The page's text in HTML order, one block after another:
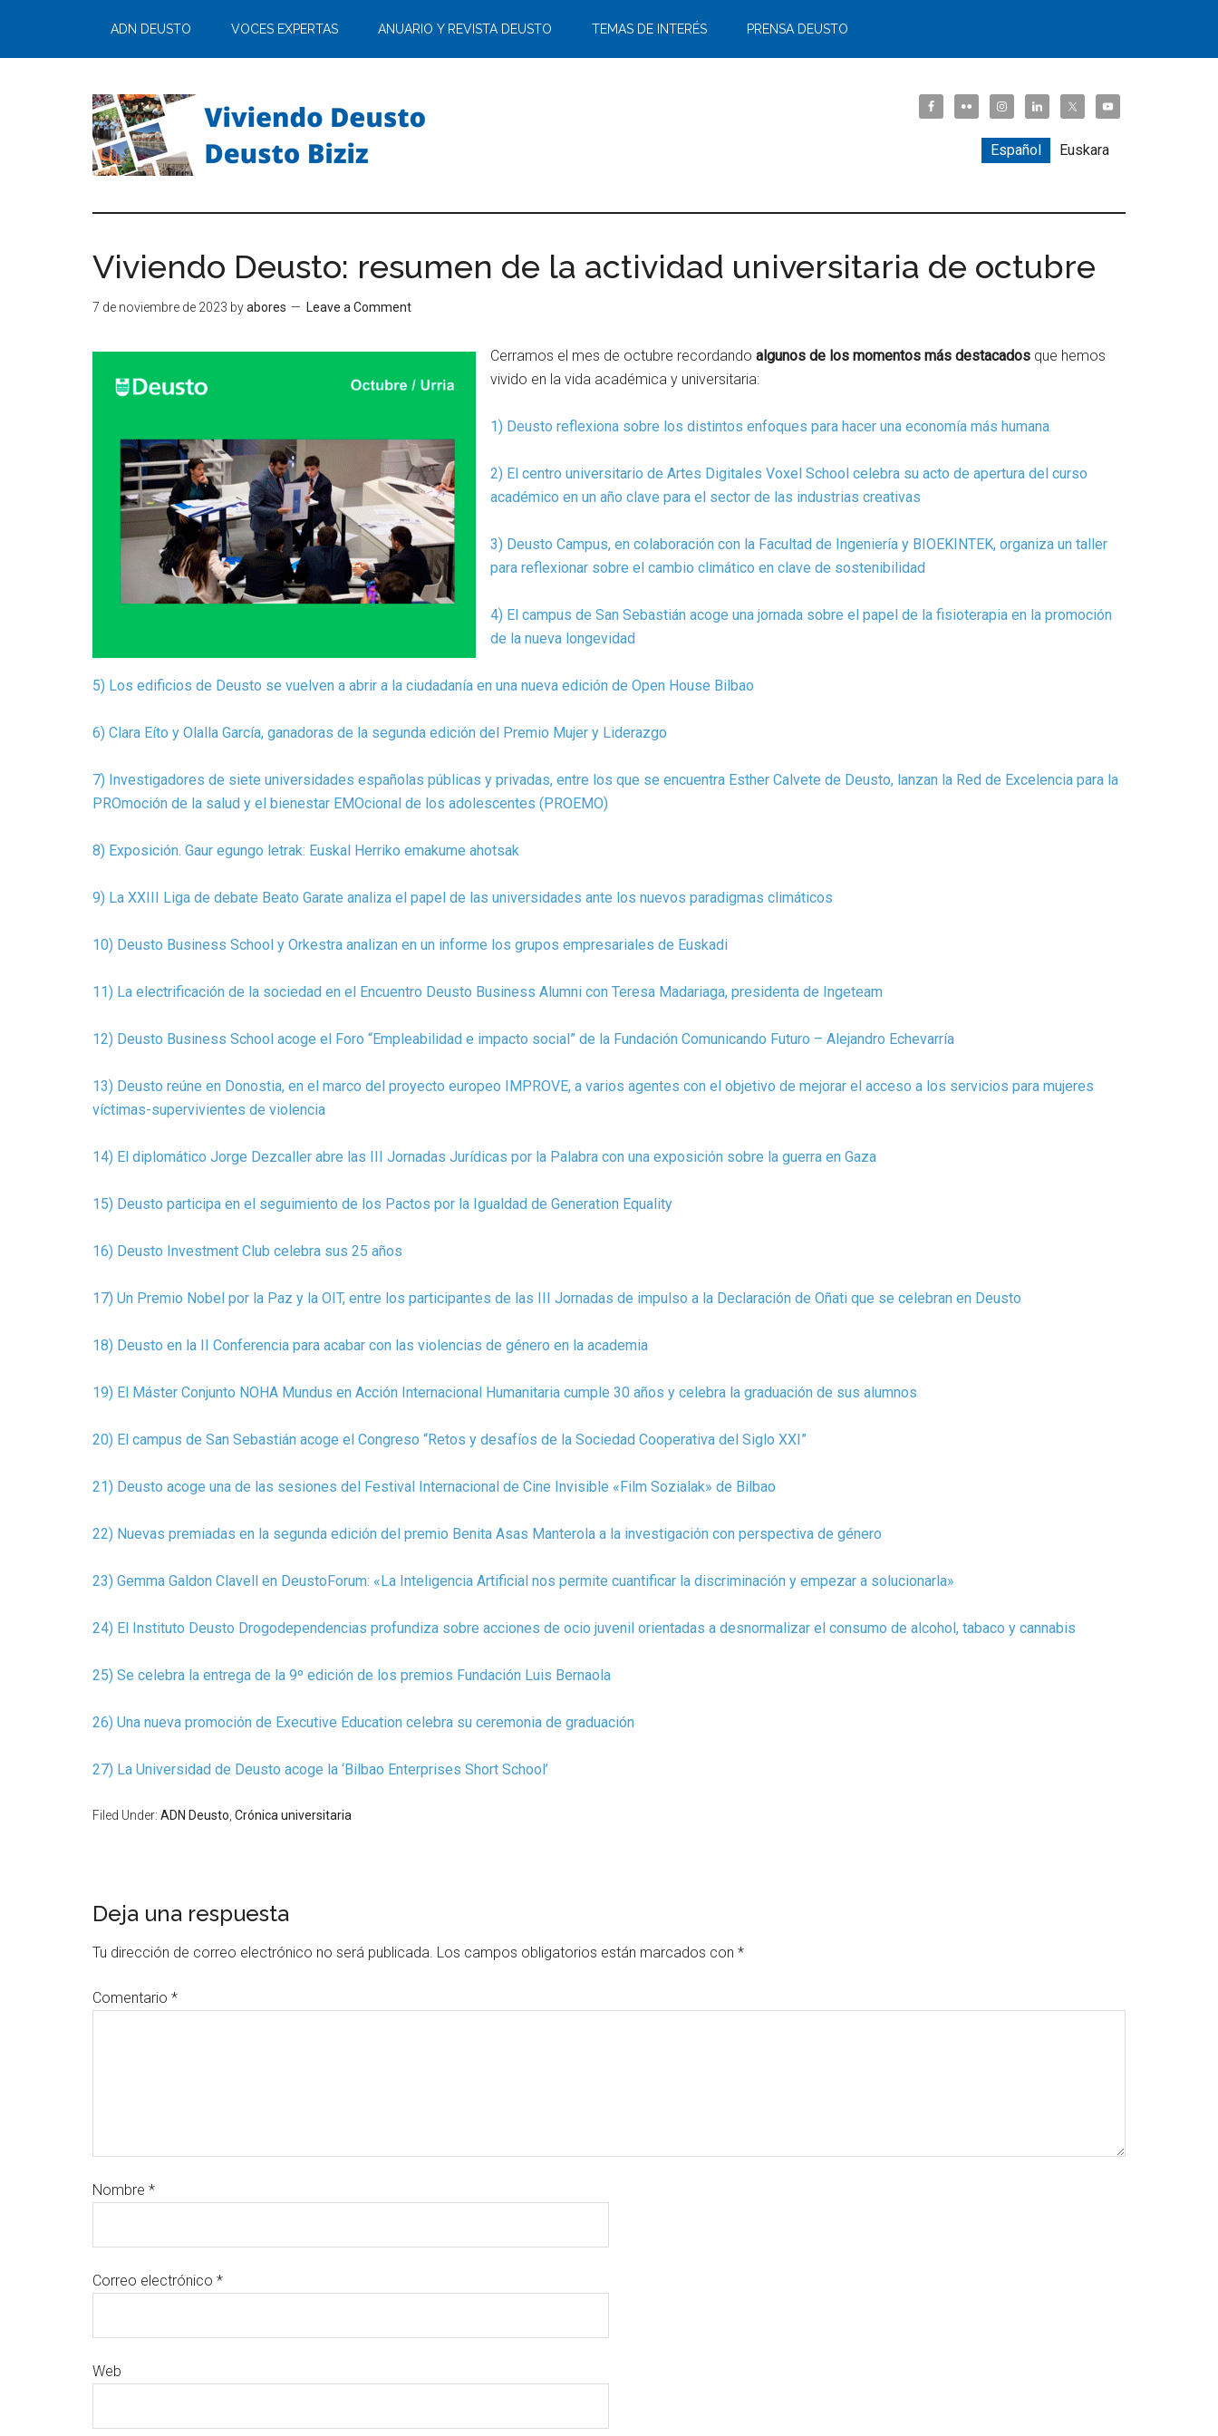
ADN DEUSTO VOCES EXPERTAS ANUARIO Y REVISTA DEUSTO TEMAS DE INTERÉS PRENSA DEUSTO
Español Euskara
Viviendo Deusto: resumen de la actividad universitaria de octubre
7 de noviembre de 2023 byabores Leave a Comment
Cerramos el mes de octubre recordando algunos de los momentos más destacados que hemos
vivido en la vida académica y universitaria:
1) Deusto reflexiona sobre los distintos enfoques para hacer una economía más humana
2) El centro universitario de Artes Digitales Voxel School celebra su acto de apertura del curso
académico en un año clave para el sector de las industrias creativas
3) Deusto Campus, en colaboración con la Facultad de Ingeniería y BIOEKINTEK, organiza un taller
para reflexionar sobre el cambio climático en clave de sostenibilidad
4) El campus de San Sebastián acoge una jornada sobre el papel de la fisioterapia en la promoción
de la nueva longevidad
5) Los edificios de Deusto se vuelven a abrir a la ciudadanía en una nueva edición de Open House Bilbao
6) Clara Eíto y Olalla García, ganadoras de la segunda edición del Premio Mujer y Liderazgo
7) Investigadores de siete universidades españolas públicas y privadas, entre los que se encuentra Esther Calvete de Deusto, lanzan la Red de Excelencia para la
PROmoción de la salud y el bienestar EMOcional de los adolescentes (PROEMO)
8) Exposición. Gaur egungo letrak: Euskal Herriko emakume ahotsak
9) La XXIII Liga de debate Beato Garate analiza el papel de las universidades ante los nuevos paradigmas climáticos
10) Deusto Business School y Orkestra analizan en un informe los grupos empresariales de Euskadi
11) La electrificación de la sociedad en el Encuentro Deusto Business Alumni con Teresa Madariaga, presidenta de Ingeteam
12) Deusto Business School acoge el Foro “Empleabilidad e impacto social” de la Fundación Comunicando Futuro – Alejandro Echevarría
13) Deusto reúne en Donostia, en el marco del proyecto europeo IMPROVE, a varios agentes con el objetivo de mejorar el acceso a los servicios para mujeres
víctimas-supervivientes de violencia
14) El diplomático Jorge Dezcaller abre las III Jornadas Jurídicas por la Palabra con una exposición sobre la guerra en Gaza
15) Deusto participa en el seguimiento de los Pactos por la Igualdad de Generation Equality
16) Deusto Investment Club celebra sus 25 años
17) Un Premio Nobel por la Paz y la OIT, entre los participantes de las III Jornadas de impulso a la Declaración de Oñati que se celebran en Deusto
18) Deusto en la II Conferencia para acabar con las violencias de género en la academia
19) El Máster Conjunto NOHA Mundus en Acción Internacional Humanitaria cumple 30 años y celebra la graduación de sus alumnos
20) El campus de San Sebastián acoge el Congreso “Retos y desafíos de la Sociedad Cooperativa del Siglo XXI”
21) Deusto acoge una de las sesiones del Festival Internacional de Cine Invisible «Film Sozialak» de Bilbao
22) Nuevas premiadas en la segunda edición del premio Benita Asas Manterola a la investigación con perspectiva de género
23) Gemma Galdon Clavell en DeustoForum: «La Inteligencia Artificial nos permite cuantificar la discriminación y empezar a solucionarla»
24) El Instituto Deusto Drogodependencias profundiza sobre acciones de ocio juvenil orientadas a desnormalizar el consumo de alcohol, tabaco y cannabis
25) Se celebra la entrega de la 9º edición de los premios Fundación Luis Bernaola
26) Una nueva promoción de Executive Education celebra su ceremonia de graduación
27) La Universidad de Deusto acoge la ‘Bilbao Enterprises Short School’
Filed Under: ADN Deusto Crónica universitaria
Deja una respuesta
Tu dirección de correo electrónico no será publicada. Los campos obligatorios están marcados con *
Comentario *
Nombre *
Correo electrónico *
Web